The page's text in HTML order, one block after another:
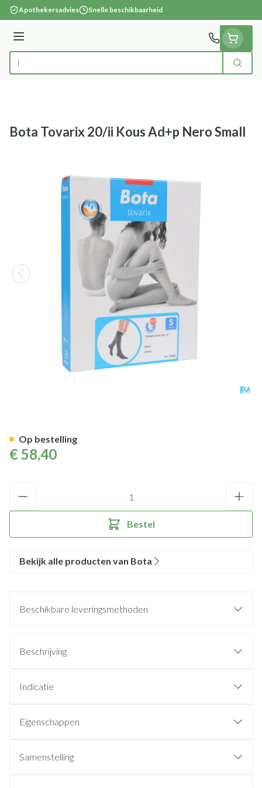
Ga naar de inhoud
Apothekersadvies Snelle beschikbaarheid
Menu
Product, merk, categorie... Zoek
Bota Tovarix 20/ii Kous Ad+p Nero Small
€ 58,40
Bestel
Op bestelling
Bekijk alle producten van Bota
Beschikbare leveringsmethoden
Beschrijving
Indicatie
Eigenschappen
Samenstelling